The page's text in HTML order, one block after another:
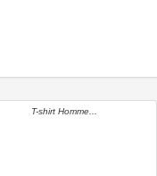
T-shirt Homme...